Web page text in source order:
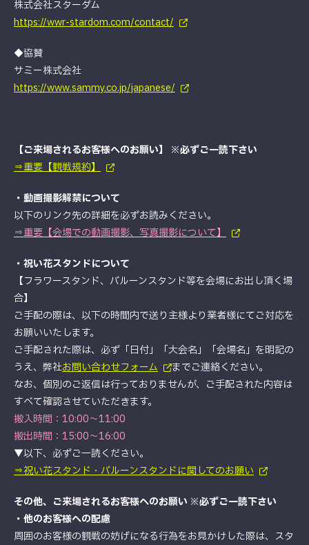
株式会社スターダム
https://wwr-stardom.com/contact/
◆協賛
サミー株式会社
https://www.sammy.co.jp/japanese/
【ご来場されるお客様へのお願い】 ※必ずご一読下さい
⇒重要【観戦規約】
・動画撮影解禁について
以下のリンク先の詳細を必ずお読みください。
⇒重要【会場での動画撮影、写真撮影について】
・祝い花スタンドについて
【フラワースタンド、バルーンスタンド等を会場にお出し頂く場
合】
ご手配の際は、以下の時間内で送り主様より業者様にてご対応を
お願いいたします。
ご手配された際は、必ず「日付」「大会名」「会場名」を明記の
うえ、弊社お問い合わせフォーム
までご連絡ください。
なお、個別のご返信は行っておりませんが、ご手配された内容は
すべて確認させていただきます。
搬入時間：10:00～11:00
搬出時間：15:00～16:00
▼以下、必ずご一読ください。
⇒祝い花スタンド・バルーンスタンドに関してのお願い
その他、ご来場されるお客様へのお願い ※必ずご一読下さい
・他のお客様への配慮
周囲のお客様の観戦の妨げになる行為をお見かけした際は、スタ